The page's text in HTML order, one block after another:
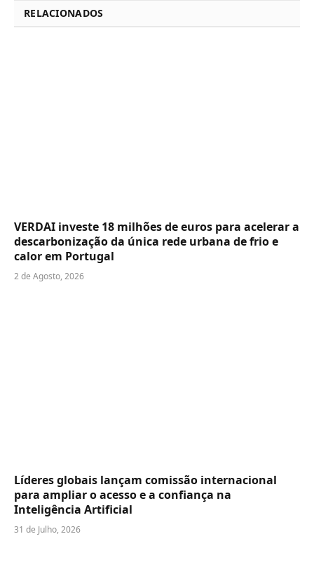
RELACIONADOS
VERDAI investe 18 milhões de euros para acelerar a
descarbonização da única rede urbana de frio e
calor em Portugal
2 de Agosto, 2026
Líderes globais lançam comissão internacional
para ampliar o acesso e a confiança na
Inteligência Artificial
31 de Julho, 2026